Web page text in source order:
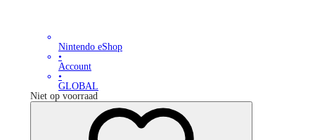
Nintendo eShop
•
Account
•
GLOBAL
Niet op voorraad